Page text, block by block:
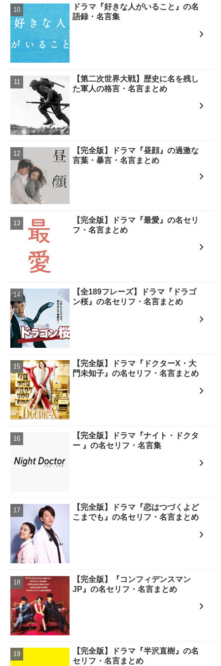
ドラマ『好きな人がいること』の名
語録・名言集
【第二次世界大戦】歴史に名を残し
た軍人の格言・名言まとめ
【完全版】ドラマ『昼顔』の過激な
言葉・暴言・名言まとめ
【完全版】ドラマ『最愛』の名セリ
フ・名言まとめ
【全189フレーズ】ドラマ『ドラゴ
ン桜』の名セリフ・名言まとめ
【完全版】ドラマ『ドクターX・大
門未知子』の名セリフ・名言まとめ
【完全版】ドラマ『ナイト・ドクタ
ー 』の名セリフ・名言集
【完全版】ドラマ『恋はつづくよど
こまでも』の名セリフ・名言まとめ
【完全版】『コンフィデンスマン
JP』の名セリフ・名言まとめ
【完全版】ドラマ『半沢直樹』の名
セリフ・名言まとめ